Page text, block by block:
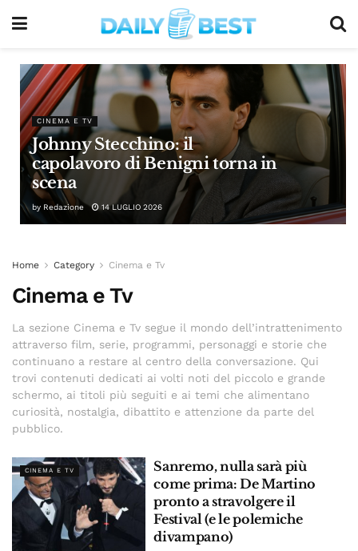
CINEMA E TV
Johnny Stecchino: il
capolavoro di Benigni torna in
scena
by Redazione 14 LUGLIO 2026
Home Category Cinema e Tv
Cinema e Tv
La sezione Cinema e Tv segue il mondo dell’intrattenimento
attraverso film, serie, programmi, personaggi e storie che
continuano a restare al centro della conversazione. Qui
trovi contenuti dedicati ai volti noti del piccolo e grande
schermo, ai titoli più seguiti e ai temi che alimentano
curiosità, nostalgia, dibattito e attenzione da parte del
pubblico.
CINEMA E TV
Sanremo, nulla sarà più
come prima: De Martino
pronto a stravolgere il
Festival (e le polemiche
divampano)